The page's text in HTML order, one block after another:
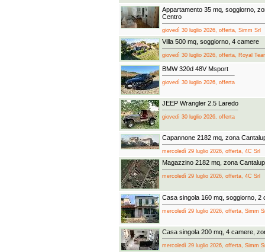
Appartamento 35 mq, soggiorno,
Centro
giovedì 30 luglio 2026, offerta, Simm Srl
Villa 500 mq, soggiorno, 4 camere
giovedì 30 luglio 2026, offerta, Royal
BMW 320d 48V Msport
giovedì 30 luglio 2026, offerta
JEEP Wrangler 2.5 Laredo
giovedì 30 luglio 2026, offerta
Capannone 2182 mq, zona
mercoledì 29 luglio 2026, offerta, 4C Srl
Magazzino 2182 mq, zona
mercoledì 29 luglio 2026, offerta, 4C Srl
Casa singola 160 mq, soggiorno, 2
mercoledì 29 luglio 2026, offerta, Simm
Casa singola 200 mq, 4 camere,
mercoledì 29 luglio 2026, offerta, Simm